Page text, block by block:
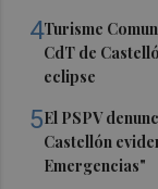
4Turisme
CdT de
eclipse
5El PSPV
Castellón
Emergencias"